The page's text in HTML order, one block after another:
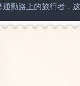
勤路上的旅行者，